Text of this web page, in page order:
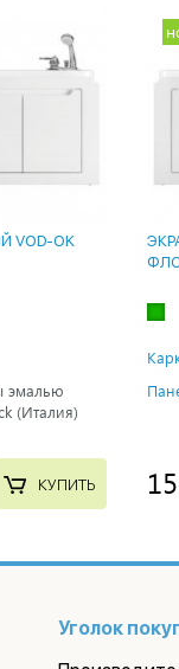
VOD-OK
эмалью
(Италия)
КУПИТЬ
Уголок